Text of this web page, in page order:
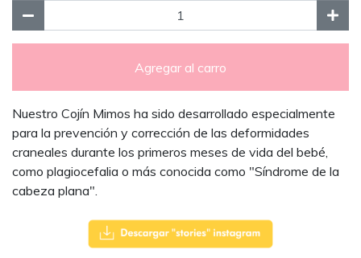
Agregar al carro
Nuestro Cojín Mimos ha sido desarrollado especialmente
para la prevención y corrección de las deformidades
craneales durante los primeros meses de vida del bebé,
como plagiocefalia o más conocida como "Síndrome de la
cabeza plana".